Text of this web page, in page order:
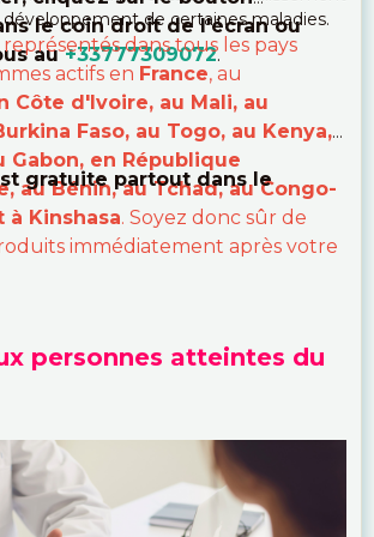
développement de certaines maladies.
le coin droit de l'écran ou
au+33777309072.
dans tous les pays
actifs en France, au
Côte d'Ivoire, au Mali, au
Faso, au Togo, au Kenya,
Gabon, en République
au Bénin, au Tchad, au Congo-
à Kinshasa. Soyez donc sûr de
immédiatement après votre
gratuite partout dans le
personnes atteintes du